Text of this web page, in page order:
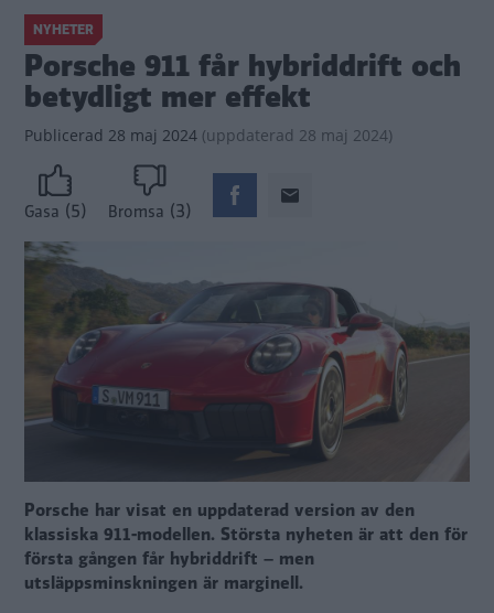
NYHETER
Porsche 911 får hybriddrift och
betydligt mer effekt
Publicerad 28 maj 2024 (uppdaterad 28 maj 2024)
Gasa (5) Bromsa (3)
Porsche har visat en uppdaterad version av den
klassiska 911-modellen. Största nyheten är att den för
första gången får hybriddrift – men
utsläppsminskningen är marginell.